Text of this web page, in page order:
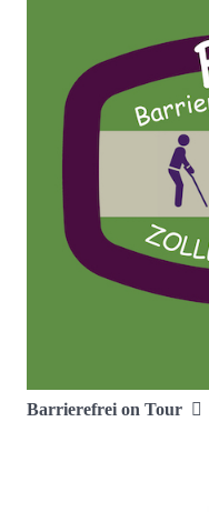
Barrierefrei on Tour